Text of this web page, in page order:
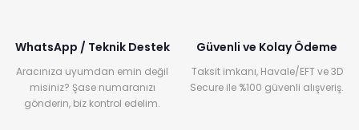
WhatsApp / Teknik Destek
Aracınıza uyumdan emin değil
misiniz? Şase numaranızı
gönderin, biz kontrol edelim.
Güvenli ve Kolay Ödeme
Taksit imkanı, Havale/EFT ve 3D
Secure ile %100 güvenli alışveriş.